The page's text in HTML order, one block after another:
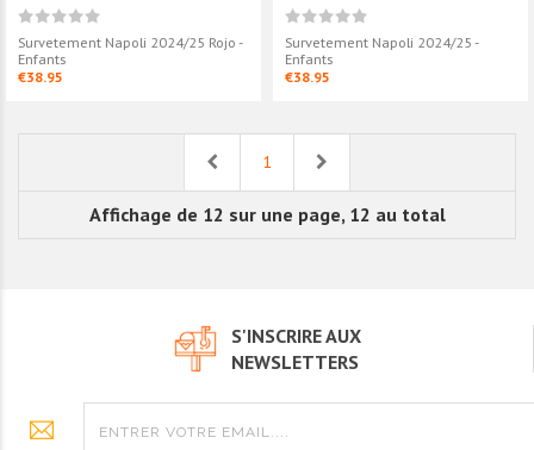
Survetement Napoli 2024/25 Rojo -
Enfants
€38.95
Survetement Napoli 2024/25 -
Enfants
€38.95
Previous1
Affichage de 12 sur une page, 12 au total
S'INSCRIRE AUX
NEWSLETTERS